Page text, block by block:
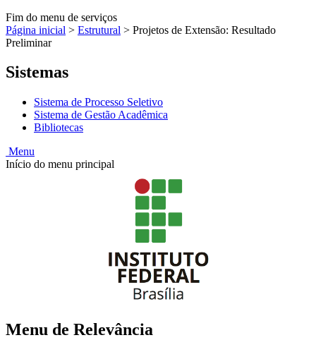
Fim do menu de serviços
Página inicial > Estrutural > Projetos de Extensão: Resultado
Preliminar
Sistemas
Sistema de Processo Seletivo
Sistema de Gestão Acadêmica
Bibliotecas
Menu
Início do menu principal
Menu de Relevância